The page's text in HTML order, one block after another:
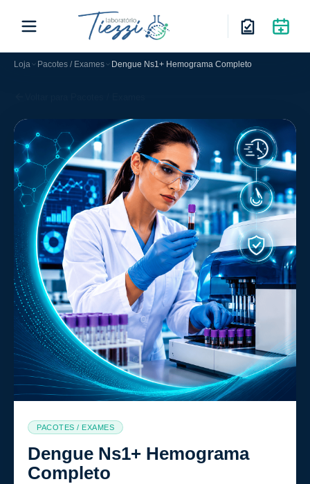
Loja Pacotes / Exames Dengue Ns1+ Hemograma Completo
PACOTES / EXAMES
Dengue Ns1+ Hemograma
Completo